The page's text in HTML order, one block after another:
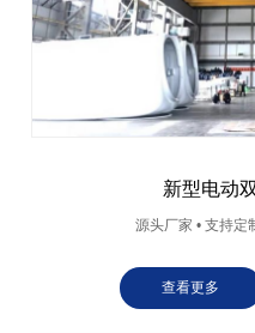
新型电动
源头厂家 • 支持定
查看更多